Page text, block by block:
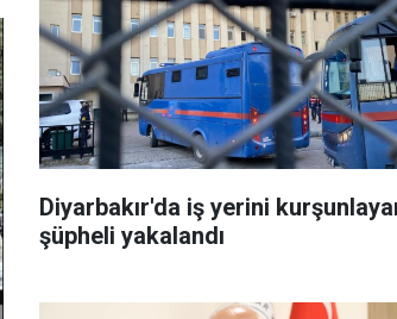
Diyarbakır'da iş yerini
şüpheli yakalandı